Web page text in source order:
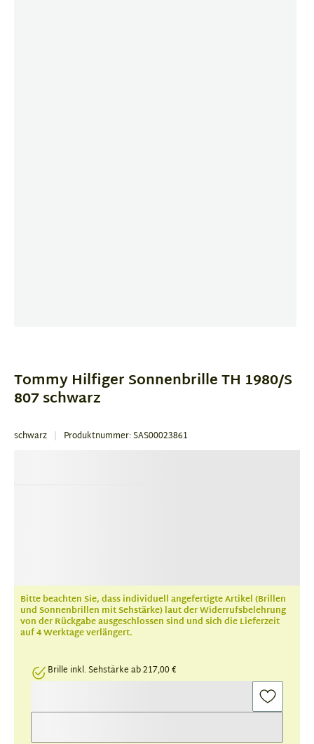
4
Tommy Hilfiger Sonnenbrille TH 1980/S
807 schwarz
schwarz Produktnummer: SAS00023861
Bitte beachten Sie, dass individuell angefertigte Artikel (Brillen
und Sonnenbrillen mit Sehstärke) laut der Widerrufsbelehrung
von der Rückgabe ausgeschlossen sind und sich die Lieferzeit
auf 4 Werktage verlängert.
Brille inkl. Sehstärke ab 217,00 €